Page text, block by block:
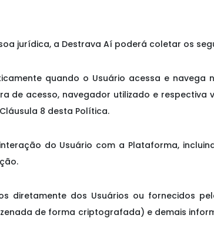
jurídica, a Destrava Aí poderá coletar os
quando o Usuário acessa e navega
de acesso, navegador utilizado e
8 desta Política.
do Usuário com a Plataforma,
diretamente dos Usuários ou fornecidos
de forma criptografada) e demais